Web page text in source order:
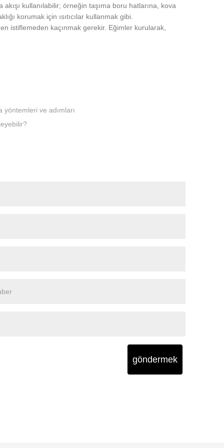
kullanılabilir; örneğin taşıma boru hatlarına, kova
korumak için ısıtıcılar kullanmak gibi.
istiflemeden kaçınmak gerekir. Eğimler kurularak,
ve adımları
göndermek